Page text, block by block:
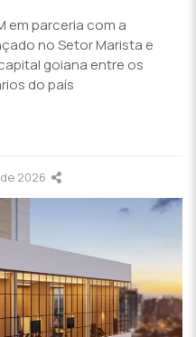
em parceria com a
no Setor Marista e
goiana entre os
do país
2026